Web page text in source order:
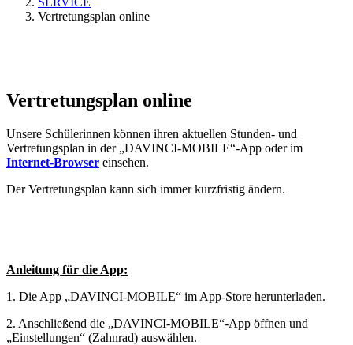
Vertretungsplan online
Vertretungsplan online
Unsere Schülerinnen können ihren aktuellen Stunden- und
Vertretungsplan in der „DAVINCI-MOBILE“-App oder im
Internet-Browser einsehen.
Der Vertretungsplan kann sich immer kurzfristig ändern.
Anleitung für die App:
1. Die App „DAVINCI-MOBILE“ im App-Store herunterladen.
2. Anschließend die „DAVINCI-MOBILE“-App öffnen und
„Einstellungen“ (Zahnrad) auswählen.